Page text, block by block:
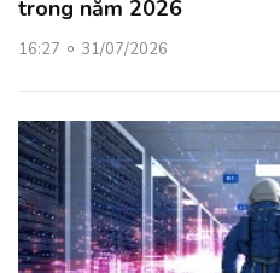
trong năm 2026
16:27 31/07/2026